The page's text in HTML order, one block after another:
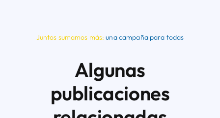
Juntos sumamos más:una campaña para todas
Algunas
publicaciones